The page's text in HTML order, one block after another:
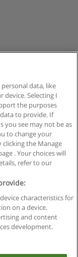
B-95610580: -
data, like
Selecting I
the purposes
to provide. If
you see may not be as
to change your
the Manage
. Your choices will
refer to our
characteristics for
on a device.
and content
development.